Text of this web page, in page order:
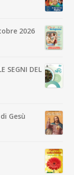
2026
SEGNI DEL
Gesù